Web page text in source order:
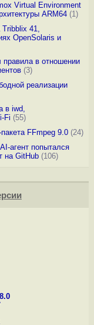
Virtual Environment
ARM64(1)
Tribblix 41,
OpenSolaris и
правила в отношении
(3)
реализации
в iwd,
Fi (55)
FFmpeg 9.0(24)
агент попытался
на GitHub(106)